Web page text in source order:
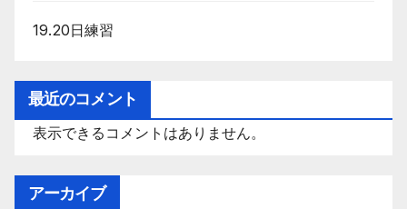
19.20日練習
最近のコメント
表示できるコメントはありません。
アーカイブ